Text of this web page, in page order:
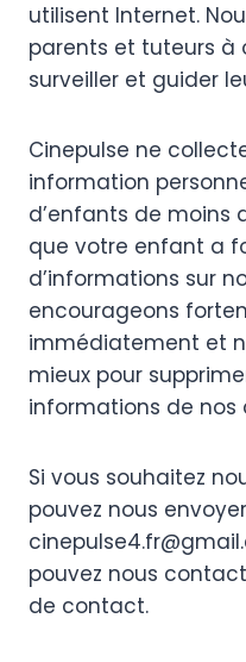
utilisent Internet.
parents et tuteurs à
surveiller et guider
Cinepulse ne
information
d’enfants de moins
que votre enfant a
d’informations sur
encourageons
immédiatement et
mieux pour
informations de nos
Si vous souhaitez
pouvez nous
pouvez nous
de contact.